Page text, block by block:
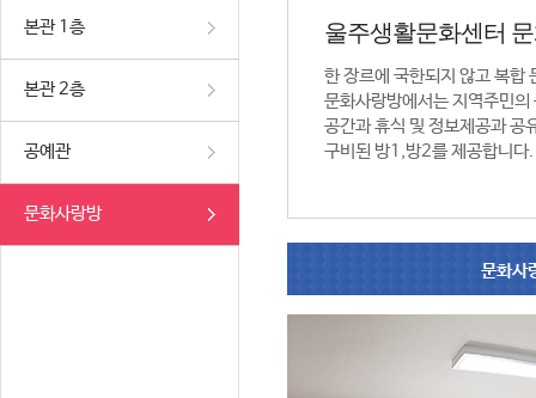
본관 1층
본관 2층
공예관
문화사랑방
울주생활문화센터
한 장르에 국한되지 않고 복합
문화사랑방에서는 지역주민
공간과 휴식 및 정보제공과 공
구비된 방1,방2를 제공합니다.
문화사